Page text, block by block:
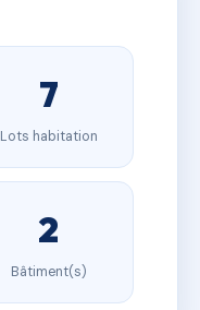
7
Lots habitation
2
Bâtiment(s)